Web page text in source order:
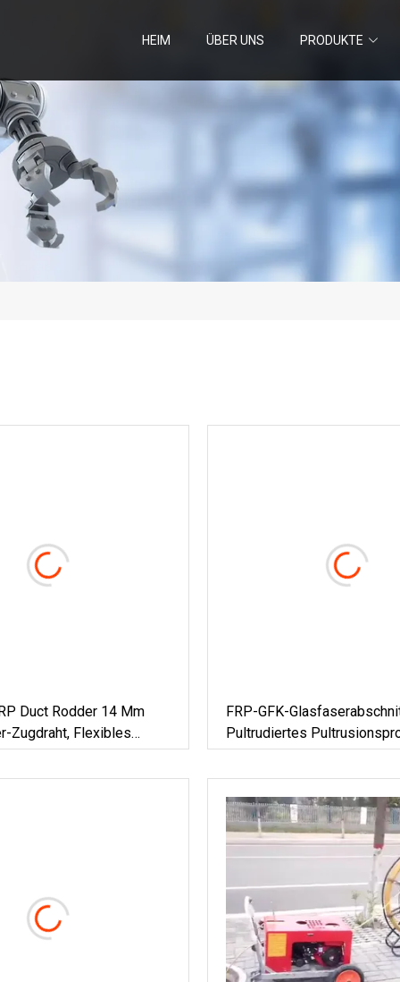
HEIM ÜBER UNS PRODUKTE
Duct Rodder 14 Mm
Zugdraht, Flexibles
FRP-GFK-
Pultrudiertes
Massiver Stab